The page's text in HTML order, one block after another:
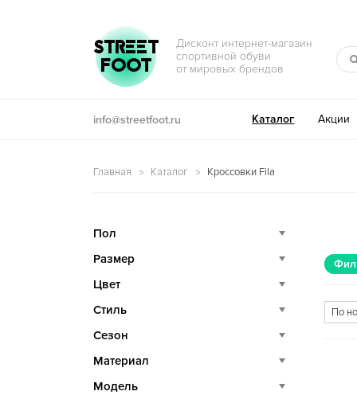
Перейти к навигации
Перейти к содержимому
STREET
FOOT
Дисконт интернет-магазин
спортивной обуви
от мировых брендов
info@streetfoot.ru Каталог Акции
Главная Каталог Кроссовки Fila
Пол
Размер
Цвет
Стиль
Сезон
Материал
Модель